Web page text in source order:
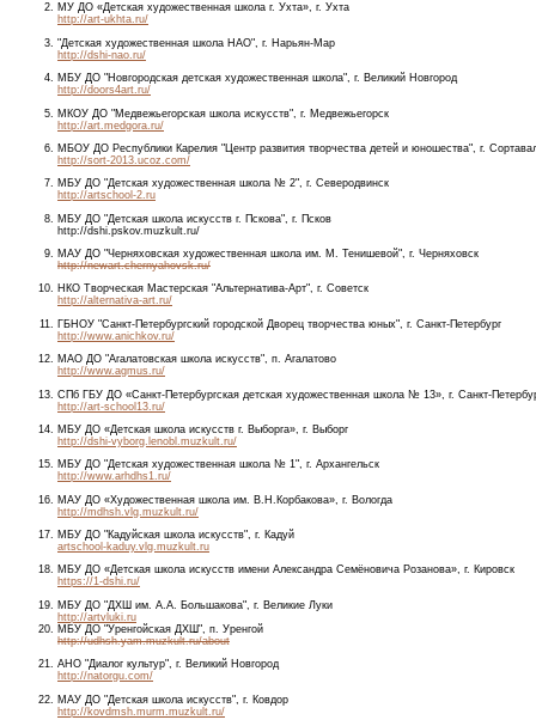
МУ ДО «Детская художественная школа г. Ухта», г. Ухта
http://art-ukhta.ru/
"Детская художественная школа НАО", г. Нарьян-Мар
http://dshi-nao.ru/
МБУ ДО "Новгородская детская художественная школа", г. Великий Новгород
http://doors4art.ru/
МКОУ ДО "Медвежьегорская школа искусств", г. Медвежьегорск
http://art.medgora.ru/
МБОУ ДО Республики Карелия "Центр развития творчества детей и юношества", г.
http://sort-2013.ucoz.com/
МБУ ДО "Детская художественная школа № 2", г. Северодвинск
http://artschool-2.ru
МБУ ДО "Детская школа искусств г. Пскова", г. Псков
http://dshi.pskov.muzkult.ru/
МАУ ДО "Черняховская художественная школа им. М. Тенишевой", г. Черняховск
http://newart.chernyahovsk.ru/
НКО Творческая Мастерская "Альтернатива-Арт", г. Советск
http://alternativa-art.ru/
ГБНОУ "Санкт-Петербургский городской Дворец творчества юных", г. Санкт-Петербург
http://www.anichkov.ru/
МАО ДО "Агалатовская школа искусств", п. Агалатово
http://www.agmus.ru/
СПб ГБУ ДО «Санкт-Петербургская детская художественная школа № 13», г. Санкт-
http://art-school13.ru/
МБУ ДО «Детская школа искусств г. Выборга», г. Выборг
http://dshi-vyborg.lenobl.muzkult.ru/
МБУ ДО "Детская художественная школа № 1", г. Архангельск
http://www.arhdhs1.ru/
МАУ ДО «Художественная школа им. В.Н.Корбакова», г. Вологда
http://mdhsh.vlg.muzkult.ru/
МБУ ДО "Кадуйская школа искусств", г. Кадуй
artschool-kaduy.vlg.muzkult.ru
МБУ ДО «Детская школа искусств имени Александра Семёновича Розанова», г. Кировск
https://1-dshi.ru/
МБУ ДО "ДХШ им. А.А. Большакова", г. Великие Луки
http://artvluki.ru
МБУ ДО "Уренгойская ДХШ", п. Уренгой
http://udhsh.yam.muzkult.ru/about
АНО "Диалог культур", г. Великий Новгород
http://natorgu.com/
МАУ ДО "Детская школа искусств", г. Ковдор
http://kovdmsh.murm.muzkult.ru/